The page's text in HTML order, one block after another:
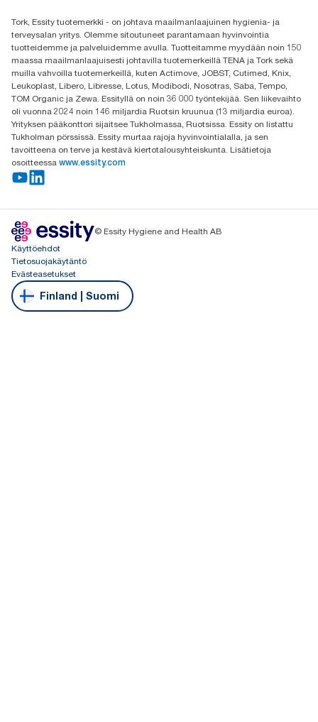
Oy Essity Finland Ab
Revontulenkuja 1
02100 Espoo
Tork, Essity tuotemerkki - on johtava maailmanlaajuinen hygienia- ja
terveysalan yritys. Olemme sitoutuneet parantamaan hyvinvointia
tuotteidemme ja palveluidemme avulla. Tuotteitamme myydään noin 150
maassa maailmanlaajuisesti johtavilla tuotemerkeillä TENA ja Tork sekä
muilla vahvoilla tuotemerkeillä, kuten Actimove, JOBST, Cutimed, Knix,
Leukoplast, Libero, Libresse, Lotus, Modibodi, Nosotras, Saba, Tempo,
TOM Organic ja Zewa. Essityllä on noin 36 000 työntekijää. Sen liikevaihto
oli vuonna 2024 noin 146 miljardia Ruotsin kruunua (13 miljardia euroa).
Yrityksen pääkonttori sijaitsee Tukholmassa, Ruotsissa. Essity on listattu
Tukholman pörssissä. Essity murtaa rajoja hyvinvointialalla, ja sen
tavoitteena on terve ja kestävä kiertotalousyhteiskunta. Lisätietoja
osoitteessa www.essity.com
© Essity Hygiene and Health AB
Käyttöehdot
Tietosuojakäytäntö
Evästeasetukset
Finland | Suomi